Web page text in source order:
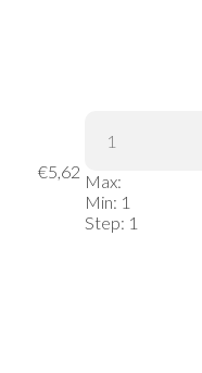
€5,62 Max:
Min: 1
Step: 1